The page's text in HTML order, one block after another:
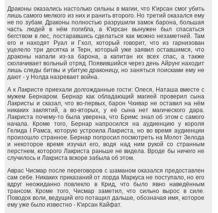
Драконы оказались настолько сильны в магии, что К'ирсан смог убить
лишь самого мелкого из них и ранить второго. Но третий оказался ему
не по зубам. Драконы полностью разрушили замок барона, большая
часть людей в нём погибла, а К'ирсан вынужен был спасаться
бегством в лес, постаравшись сделаться как можно незаметней. Там
его и находят Руал и Гхол, который говорит, что из гарнизован
уцелело три десятка и Терн, который уже заявил оставшимся, что
драконы напали из-за барона, а капитан их всех спас, а также
сколачивает вольный отряд. Появившийся через день Айрунг находит
лишь следы битвы и убитую драконицу, но заняться поисками ему не
дают - у Нолда назревает война.
А к Лакристе приехали долгожданные гости: Олеся, Наташа вместе с
мужем Бернаром. Бернар как обладающий магией проверил сына
Лакристы и сказал, что во-первых, барон Чхивар не оставил на нём
никаких заклятий, а во-вторых, у её сына нет магического дара.
Лакриста почему-то была уверена, что Бримс знал об этом с самого
начала. Кроме того, Бернар напросился на аудиенцию у короля
Гелида I Рамса, которую устроила Лакриста, но во время аудиенции
произошло странное. Бернар попросил посмотреть на Молот Зелода
и некоторое время изучал его, водя над ним рукой со странным
перстнем, которого Лакриста раньше не видела. Вроде бы ничего не
случилось и Лакриста вскоре забыла об этом.
Аврас Чисмар после переговоров с шаманом оказался предоставлен
сам себе. Никаких приказаний от лорда Маркуса не поступало, но его
вдруг неожиданно повлекло в Крид, что было явно наведённым
трансом. Кроме того, Чисмар заметил, что сильно вырос в силе.
Поводок воли, ведущий его потащил дальше, обозначая имя, которое
ему уже было известно - К'ирсан Кайфат.